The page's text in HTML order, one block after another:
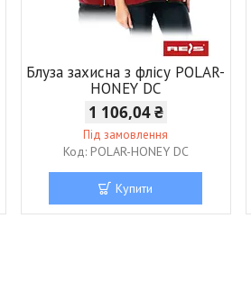
Блуза захисна з флісу POLAR-
HONEY DC
1 106,04 ₴
Під замовлення
POLAR-HONEY DC
Купити